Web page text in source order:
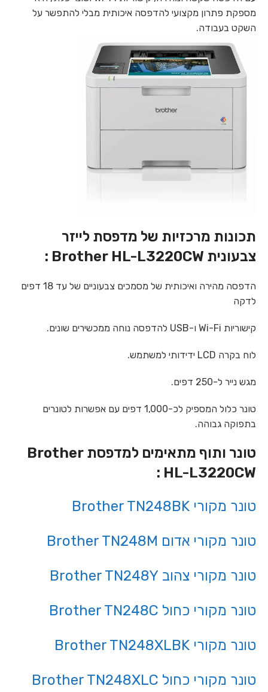
מספקת פתרון מקצועי להדפסה איכותית מבלי להתפשר על
השקט בעבודה.
תכונות מרכזיות של מדפסת לייזר
צבעונית Brother HL-L3220CW :
הדפסה מהירה ואיכותית של מסמכים צבעוניים של עד 18 דפים
לדקה
קישוריות Wi-Fi ו-USB להדפסה נוחה ממכשירים שונים.
לוח בקרה LCD ידידותי למשתמש.
מגש נייר ל-250 דפים.
טונר כלול המספיק לכ-1,000 דפים עם אפשרות לטונרים
בתפוקה גבוהה.
טונר ותוף מתאימים למדפסת Brother
HL-L3220CW :
טונר מקורי Brother TN248BK
טונר מקורי אדום Brother TN248M
טונר מקורי צהוב Brother TN248Y
טונר מקורי כחול Brother TN248C
טונר מקורי Brother TN248XLBK
טונר מקורי כחול Brother TN248XLC